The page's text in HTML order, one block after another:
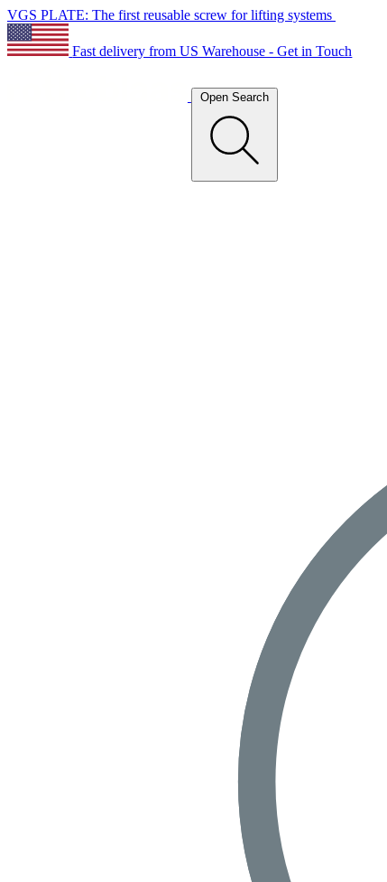
VGS PLATE: The first reusable screw for lifting systems
Fast delivery from US Warehouse - Get in Touch
Open Search